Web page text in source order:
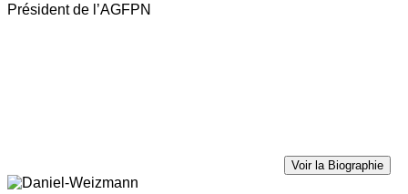
Président de l’AGFPN
Voir la Biographie